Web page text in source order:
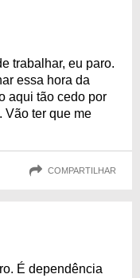
trabalhar, eu paro.
essa hora da
aqui tão cedo por
Vão ter que me
COMPARTILHAR
É dependência